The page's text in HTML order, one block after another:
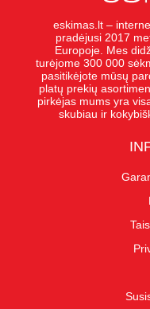
eskimas.lt –
pradėjusi 2017
Europoje. Mes
turėjome 300 000
pasitikėjote mūsų
platų prekių
pirkėjas mums yra
skubiau ir